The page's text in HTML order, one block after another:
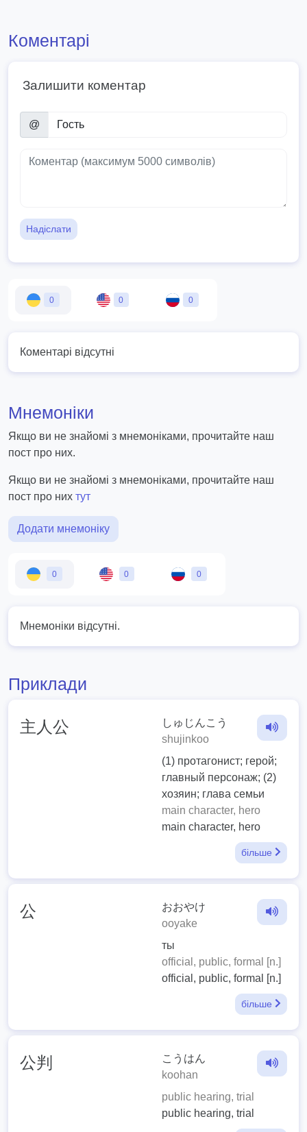
Коментарі
Залишити коментар
@
Надіслати
0 0 0
Коментарі відсутні
Мнемоніки
Якщо ви не знайомі з мнемоніками, прочитайте наш
пост про них.
Якщо ви не знайомі з мнемоніками, прочитайте наш
пост про них тут
Додати мнемоніку
0 0 0
Мнемоніки відсутні.
Приклади
主人公
しゅじんこう
shujinkoo
(1) протагонист; герой;
главный персонаж; (2)
хозяин; глава семьи
main character, hero
main character, hero
більше
公
おおやけ
ooyake
ты
official, public, formal [n.]
official, public, formal [n.]
більше
公判
こうはん
koohan
public hearing, trial
public hearing, trial